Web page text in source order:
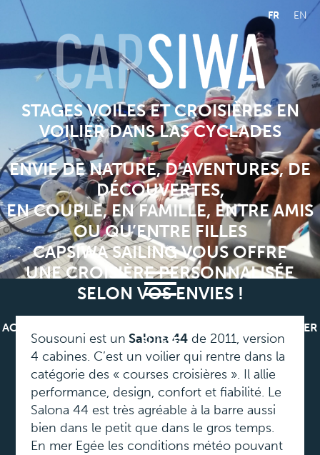
FR EN
STAGES VOILES ET CROISIÈRES EN
VOILIER DANS LAS CYCLADES
ENVIE DE NATURE, D’AVENTURES, DE
DÉCOUVERTES,
EN COUPLE, EN FAMILLE, ENTRE AMIS
OU QU’ENTRE FILLES
CAPSIWA SAILING VOUS OFFRE
UNE CROISIÈRE PERSONNALISÉE
SELON VOS ENVIES !
ACCRÉDITÉ VALIDATION MILLES NAUTIQUES PERMIS MER
SUISSE
Sousouni est un Salona 44de 2011, version
4 cabines. C’est un voilier qui rentre dans la
catégorie des « courses croisières ». Il allie
performance, design, confort et fiabilité. Le
Salona 44 est très agréable à la barre aussi
bien dans le petit que dans le gros temps.
En mer Egée les conditions météo pouvant